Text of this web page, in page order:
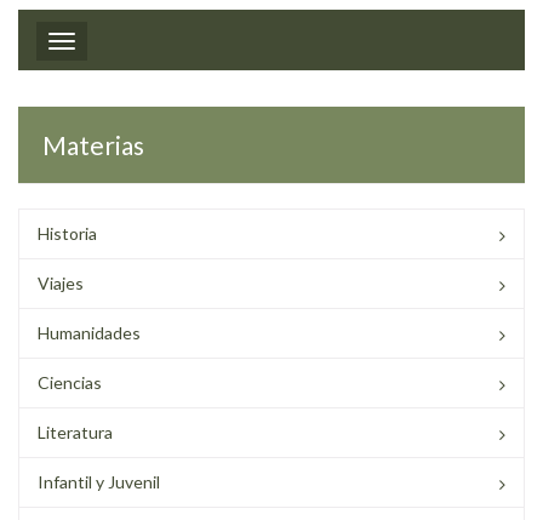
Toggle navigation
Materias
Historia
Viajes
Humanidades
Ciencias
Literatura
Infantil y Juvenil